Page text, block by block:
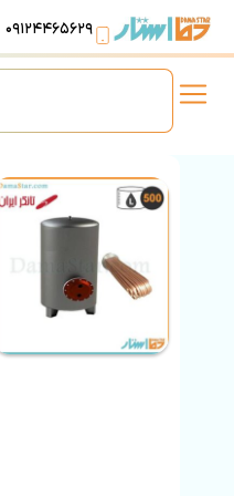
۰۹۱۲۴۴۶۵۶۲۹